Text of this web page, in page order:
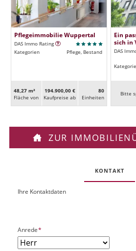
Pflegeimmobilie Wuppertal
DAS Immo Rating
Kategorien
Pflege, Bestand
48,27 m²
Fläche von
194.900,00 €
Kaufpreise ab
80
Ein­heiten
Ein
sich in
DAS
Bitte
ZUR
KONTAKT
O
k
UIhre Kontaktdaten
P
f
l
Anrede*